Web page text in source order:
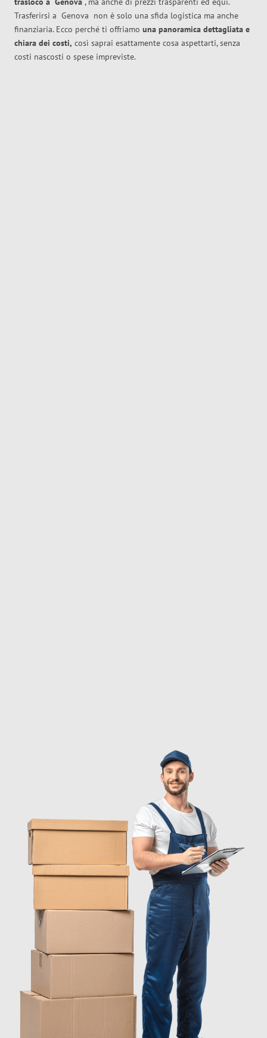
Trasferirsi a Genova non è solo una sfida logistica ma anche
finanziaria. Ecco perché ti offriamo una panoramica dettagliata e
chiara dei costi, così saprai esattamente cosa aspettarti, senza
costi nascosti o spese impreviste.